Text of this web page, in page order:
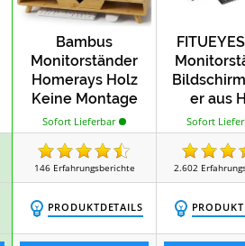
Bambus
Monitorständer
Homerays Holz
Keine Montage
Erforderlich
Monitorständer
Sofort Lieferbar
er aus
Sofort
146 Erfahrungsberichte 2.602
PRODUKTDETAILS